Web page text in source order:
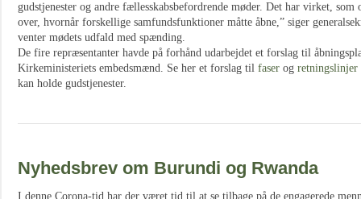
gudstjenester og andre fællesskabsbefordrende møder. Det har virket,
over, hvornår forskellige samfundsfunktioner måtte åbne,” siger
venter mødets udfald med spænding.
De fire repræsentanter havde på forhånd udarbejdet et forslag til
Kirkeministeriets embedsmænd. Se her et forslag til faser og retningslinjer
kan holde gudstjenester.
Nyhedsbrev om Burundi og Rwanda
I denne Corona-tid har der været tid til at se tilbage på de engagerede